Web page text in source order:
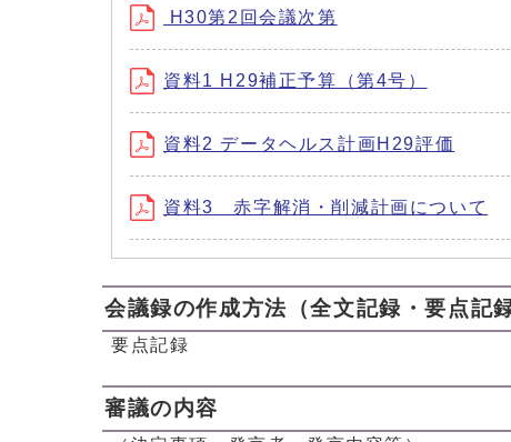
H30第2回会議次第
資料1 H29補正予算（第4号）
資料2 データヘルス計画H29評価
資料3 赤字解消・削減計画について
会議録の作成方法（全文記録・要点記
要点記録
審議の内容